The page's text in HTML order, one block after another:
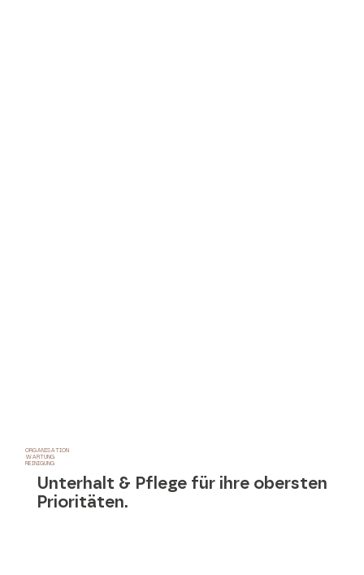
ORGANISATION
WARTUNG
REINIGUNG
Unterhalt & Pflege für ihre obersten
Prioritäten.